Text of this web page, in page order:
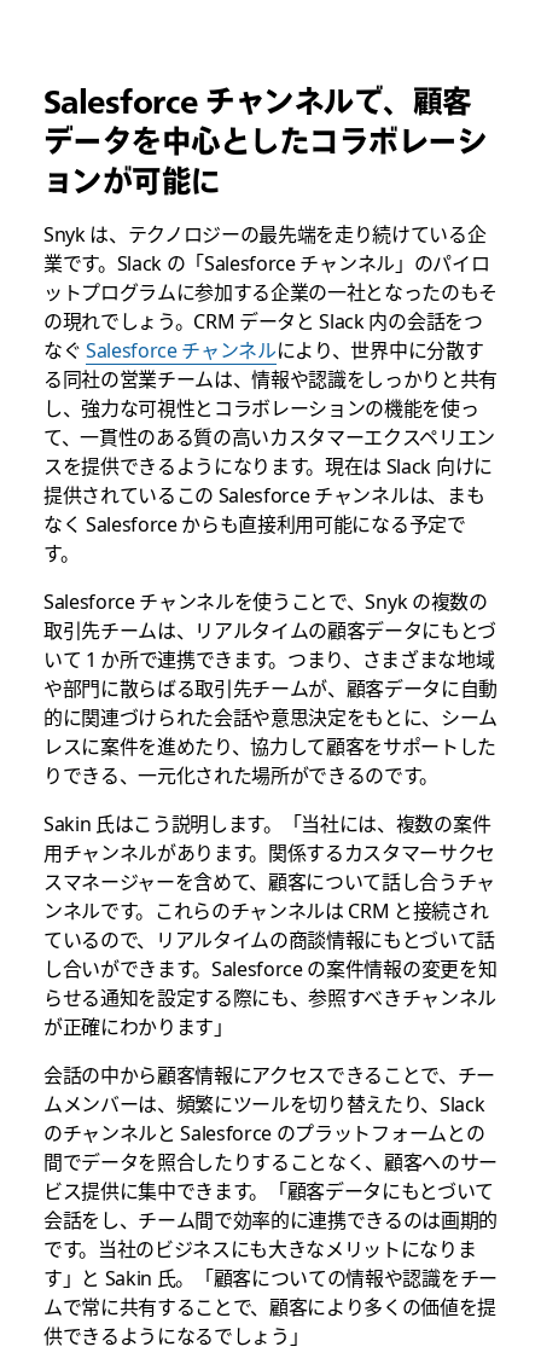
Salesforce チャンネルで、顧客
データを中心としたコラボレーシ
ョンが可能に
Snyk は、テクノロジーの最先端を走り続けている企
業です。Slack の「Salesforce チャンネル」のパイロ
ットプログラムに参加する企業の一社となったのもそ
の現れでしょう。CRM データと Slack 内の会話をつ
なぐ Salesforce チャンネルにより、世界中に分散す
る同社の営業チームは、情報や認識をしっかりと共有
し、強力な可視性とコラボレーションの機能を使っ
て、一貫性のある質の高いカスタマーエクスペリエン
スを提供できるようになります。現在は Slack 向けに
提供されているこの Salesforce チャンネルは、まも
なく Salesforce からも直接利用可能になる予定で
す。
Salesforce チャンネルを使うことで、Snyk の複数の
取引先チームは、リアルタイムの顧客データにもとづ
いて 1 か所で連携できます。つまり、さまざまな地域
や部門に散らばる取引先チームが、顧客データに自動
的に関連づけられた会話や意思決定をもとに、シーム
レスに案件を進めたり、協力して顧客をサポートした
りできる、一元化された場所ができるのです。
Sakin 氏はこう説明します。「当社には、複数の案件
用チャンネルがあります。関係するカスタマーサクセ
スマネージャーを含めて、顧客について話し合うチャ
ンネルです。これらのチャンネルは CRM と接続され
ているので、リアルタイムの商談情報にもとづいて話
し合いができます。Salesforce の案件情報の変更を知
らせる通知を設定する際にも、参照すべきチャンネル
が正確にわかります」
会話の中から顧客情報にアクセスできることで、チー
ムメンバーは、頻繁にツールを切り替えたり、Slack
のチャンネルと Salesforce のプラットフォームとの
間でデータを照合したりすることなく、顧客へのサー
ビス提供に集中できます。「顧客データにもとづいて
会話をし、チーム間で効率的に連携できるのは画期的
です。当社のビジネスにも大きなメリットになりま
す」と Sakin 氏。「顧客についての情報や認識をチー
ムで常に共有することで、顧客により多くの価値を提
供できるようになるでしょう」